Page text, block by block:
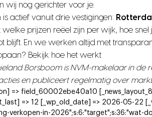
wij nog gerichter voor je.
actief vanuit drie vestigingen:
welke prijzen reëel zijn per wijk, hoe
blijft. En we werken altijd met
Bekijk hoe het werkt
Borsboom is NVM-makelaar in
en publiceert regelmatig over
=> field_60002ebe40a10
=> 12 [_wp_old_date] => 2026-05-22
verkopen-in-2026";s:6:"target";s:36:"wat-